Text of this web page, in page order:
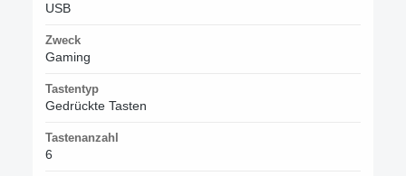
USB
Zweck
Gaming
Tastentyp
Gedrückte Tasten
Tastenanzahl
6